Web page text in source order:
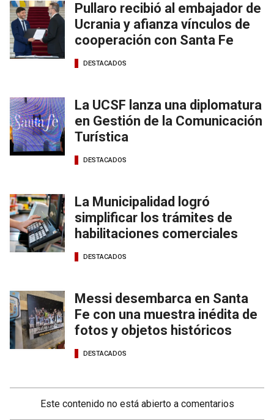
Pullaro recibió al embajador de
Ucrania y afianza vínculos de
cooperación con Santa Fe
DESTACADOS
La UCSF lanza una diplomatura
en Gestión de la Comunicación
Turística
DESTACADOS
La Municipalidad logró
simplificar los trámites de
habilitaciones comerciales
DESTACADOS
Messi desembarca en Santa
Fe con una muestra inédita de
fotos y objetos históricos
DESTACADOS
Este contenido no está abierto a comentarios